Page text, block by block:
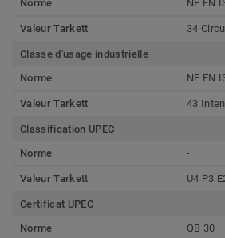
Norme
NF EN
Valeur Tarkett 34
Classe d'usage industrielle
Norme
NF EN
Valeur Tarkett 43
Classification UPEC
Norme
-
Valeur Tarkett U4 P3
Certificat UPEC
Norme
QB 30